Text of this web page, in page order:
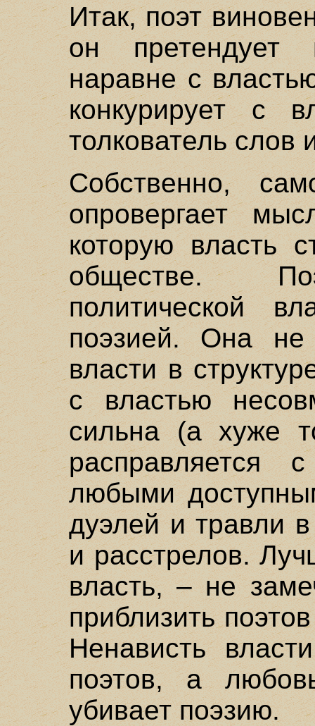
Итак, поэт
он
наравне с
конкурирует с
толкователь слов
Собственно,
опровергает
которую власть
обществе.
политической
поэзией. Она не
власти в
с властью
сильна (а хуже
расправляется
любыми
дуэлей и травли
и расстрелов.
власть, – не
приблизить
Ненависть
поэтов, а
убивает поэзию.